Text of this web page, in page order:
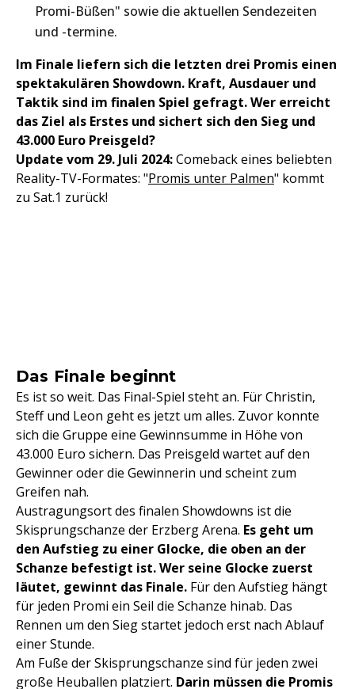
Promi-Büßen" sowie die aktuellen Sendezeiten
und -termine.
Im Finale liefern sich die letzten drei Promis einen
spektakulären Showdown. Kraft, Ausdauer und
Taktik sind im finalen Spiel gefragt. Wer erreicht
das Ziel als Erstes und sichert sich den Sieg und
43.000 Euro Preisgeld?
Update vom 29. Juli 2024:Comeback eines beliebten
Reality-TV-Formates: "Promis unter Palmen" kommt
zu Sat.1 zurück!
Das Finale beginnt
Es ist so weit. Das Final-Spiel steht an. Für Christin,
Steff und Leon geht es jetzt um alles. Zuvor konnte
sich die Gruppe eine Gewinnsumme in Höhe von
43.000 Euro sichern. Das Preisgeld wartet auf den
Gewinner oder die Gewinnerin und scheint zum
Greifen nah.
Austragungsort des finalen Showdowns ist die
Skisprungschanze der Erzberg Arena. Es geht um
den Aufstieg zu einer Glocke, die oben an der
Schanze befestigt ist. Wer seine Glocke zuerst
läutet, gewinnt das Finale. Für den Aufstieg hängt
für jeden Promi ein Seil die Schanze hinab. Das
Rennen um den Sieg startet jedoch erst nach Ablauf
einer Stunde.
Am Fuße der Skisprungschanze sind für jeden zwei
große Heuballen platziert. Darin müssen die Promis